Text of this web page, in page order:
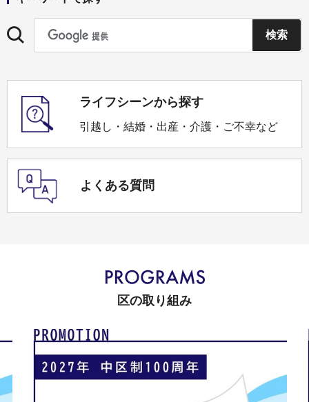
ライフシーンから探す
引越し・結婚・出産・介護・ご不幸など
よくある質問
区の取り組み